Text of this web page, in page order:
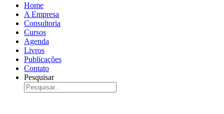
Home
A Empresa
Consultoria
Cursos
Agenda
Livros
Publicações
Contato
Pesquisar